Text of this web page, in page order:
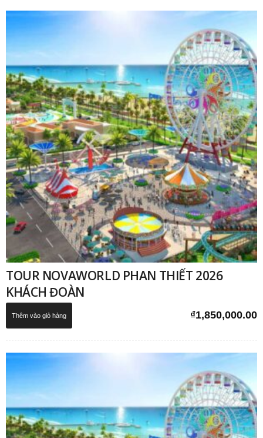
₫1,500,000.00.
TOUR NOVAWORLD PHAN THIẾT 2026
KHÁCH ĐOÀN
₫1,850,000.00
Thêm vào giỏ hàng